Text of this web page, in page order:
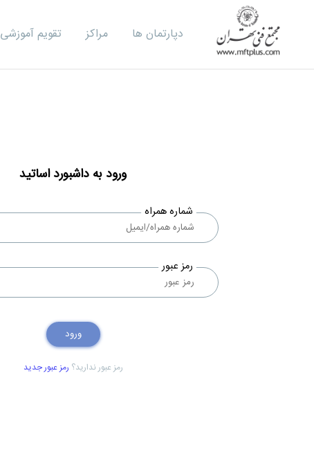
دپارتمان ها مراکز تقویم آموزشی
ورود به داشبورد اساتید
شماره همراه
رمز عبور
رمز عبور ندارید؟ رمز عبور جدید